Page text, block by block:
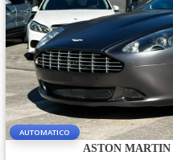
AUTOMATICO
ASTON MARTIN